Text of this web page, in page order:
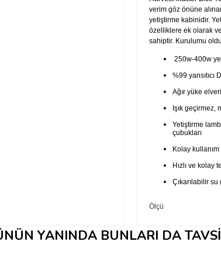
verim göz önüne
yetiştirme kabinidir.
özelliklere ek olarak
sahiptir. Kurulumu
250w-400w
%99
Ağır yüke
Işık geçirmez,
Yetiştirme
çubukları
Kolay
Hızlı ve kolay
Çıkarılabilir
Ölçü
Su Tepsisi
YANINDA BUNLARI DA